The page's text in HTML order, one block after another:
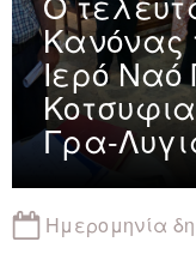
Κανόνας
Ιερό
Γρα-
Ημερομηνία